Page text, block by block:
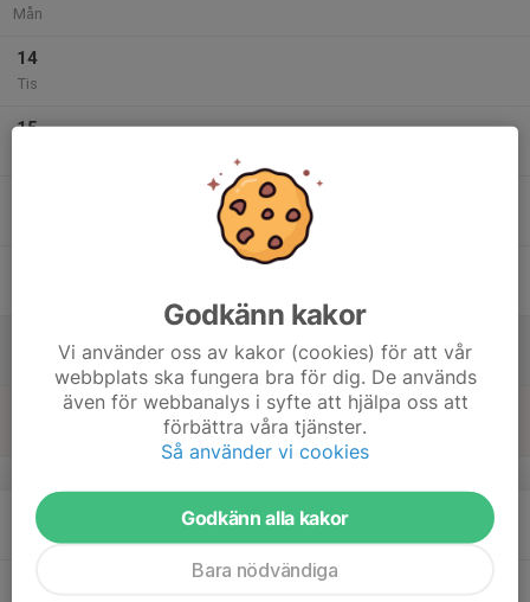
Mån
14
Tis
15
20
Mån
Godkänn kakor
Vi använder oss av kakor (cookies) för att vår
webbplats ska fungera bra för dig. De används
även för webbanalys i syfte att hjälpa oss att
förbättra våra tjänster.
Så använder vi cookies
Godkänn alla kakor
Bara nödvändiga